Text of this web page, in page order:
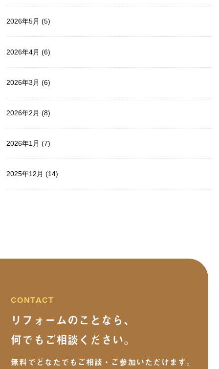
2026年5月 (5)
2026年4月 (6)
2026年3月 (6)
2026年2月 (8)
2026年1月 (7)
2025年12月 (14)
2025年8月 (13)
2025年7月(5)
2025年6月 (7)
CONTACT
リフォームのことなら、
何でもご相談ください。
無料でどなたでもご相談・ご参加いただけます。